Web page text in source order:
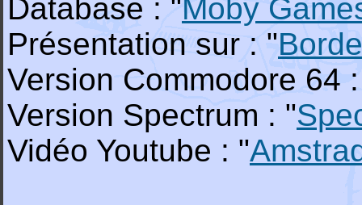
Database : "Moby
Présentation sur : "
Version Commodore 64
Version Spectrum : "
Vidéo Youtube : "